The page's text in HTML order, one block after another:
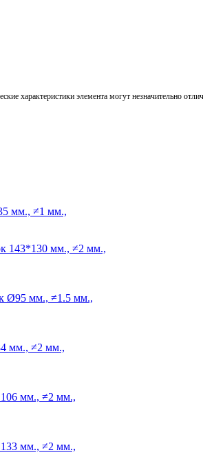
характеристики элемента могут незначительно
мм., ≠1 мм.,
143*130 мм., ≠2 мм.,
Ø95 мм., ≠1.5 мм.,
мм., ≠2 мм.,
мм., ≠2 мм.,
мм., ≠2 мм.,